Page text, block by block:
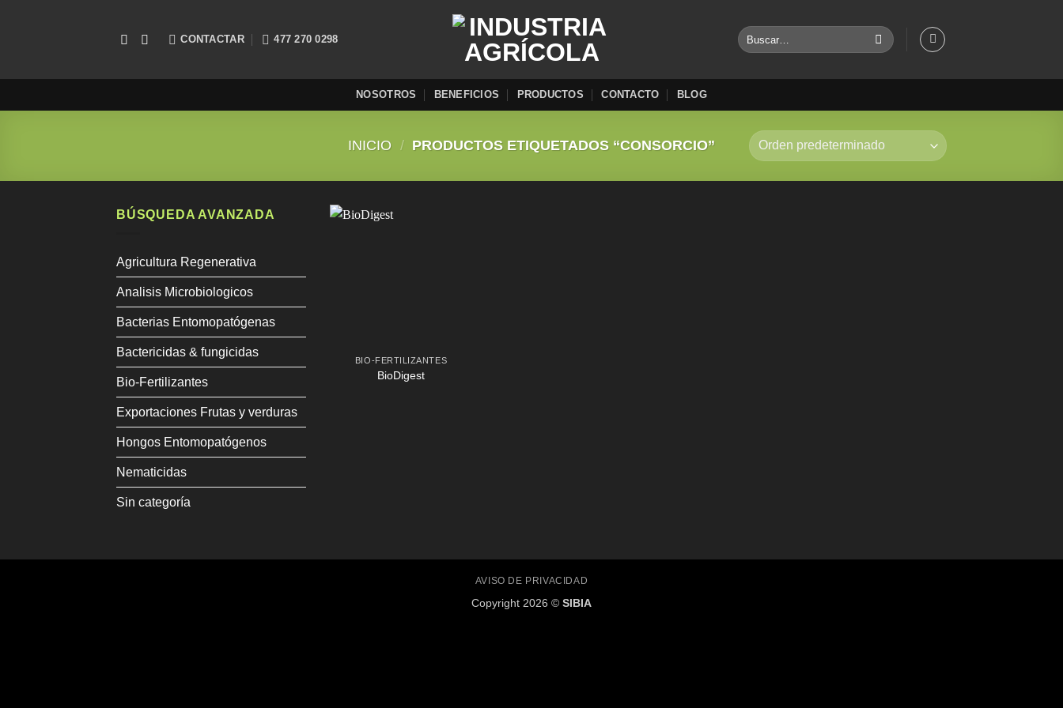
CONTACTAR 477 270 0298
Buscar
por:
NOSOTROS BENEFICIOS PRODUCTOS CONTACTO BLOG
INICIO / PRODUCTOS ETIQUETADOS “CONSORCIO”
BÚSQUEDA AVANZADA
Agricultura Regenerativa
Analisis Microbiologicos
Bacterias Entomopatógenas
Bactericidas & fungicidas
Bio-Fertilizantes
Exportaciones Frutas y verduras
Hongos Entomopatógenos
Nematicidas
Sin categoría
BIO-FERTILIZANTES
BioDigest
AVISO DE PRIVACIDAD
Copyright 2026 © SIBIA